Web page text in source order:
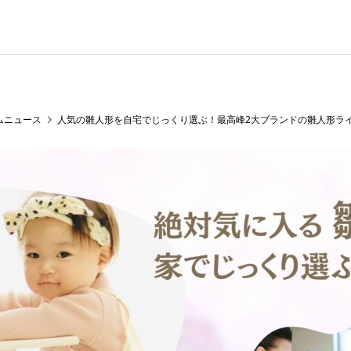
ニュース 人気の雛人形を自宅でじっくり選ぶ！最高峰2大ブランドの雛人形ラ